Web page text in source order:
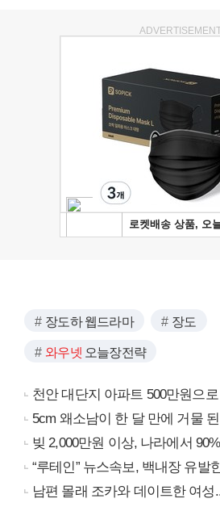
장도하 웹드라마 장도
와우넷 오늘장전략
천안 대단지 아파트 500만원으
5cm 왜소남이 한 달 만에 거물
빚 2,000만원 이상, 나라에서
“루테인” 뉴스속보, 백내장 유발
남편 몰래 조카와 데이트한 여성